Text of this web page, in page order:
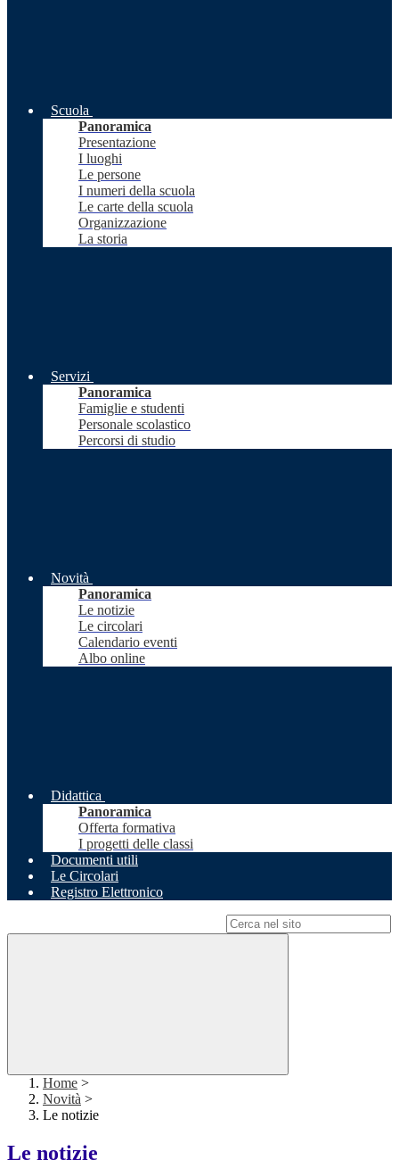
Scuola
Panoramica
Presentazione
I luoghi
Le persone
I numeri della scuola
Le carte della scuola
Organizzazione
La storia
Servizi
Panoramica
Famiglie e studenti
Personale scolastico
Percorsi di studio
Novità
Panoramica
Le notizie
Le circolari
Calendario eventi
Albo online
Didattica
Panoramica
Offerta formativa
I progetti delle classi
Documenti utili
Le Circolari
Registro Elettronico
Home >
Novità >
Le notizie
Le notizie